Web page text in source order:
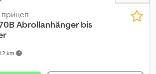
km
Abrollanhänger bis